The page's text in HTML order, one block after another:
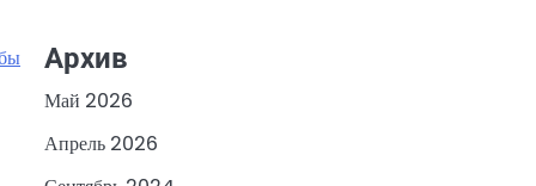
Архив
Май 2026
Апрель 2026